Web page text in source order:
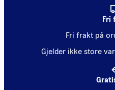
Fri
Fri frakt på
Gjelder ikke store